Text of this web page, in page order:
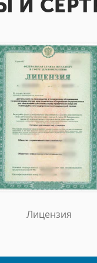
И
Лицензия